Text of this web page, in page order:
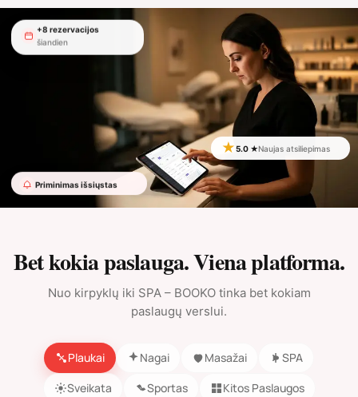
+8 rezervacijos
šiandien
★5.0 ★Naujas atsiliepimas
Priminimas išsiųstas
Bet kokia paslauga. Viena platforma.
Nuo kirpyklų iki SPA – BOOKO tinka bet kokiam
paslaugų verslui.
Plaukai Nagai Masažai
SPA
Sveikata
Sportas Kitos Paslaugos